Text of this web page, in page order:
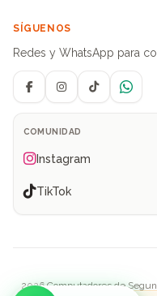
SÍGUENOS
Redes y WhatsApp para
FacebookInstagramTikTok
COMUNIDAD
Instagram
TikTok
2026 Computadores de